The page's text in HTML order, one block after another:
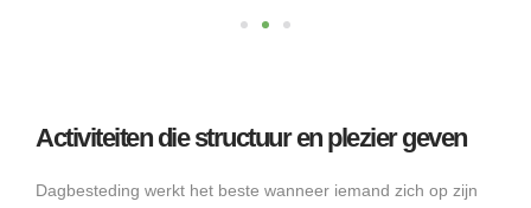
Activiteiten die structuur en plezier geven
Dagbesteding werkt het beste wanneer iemand zich op zijn